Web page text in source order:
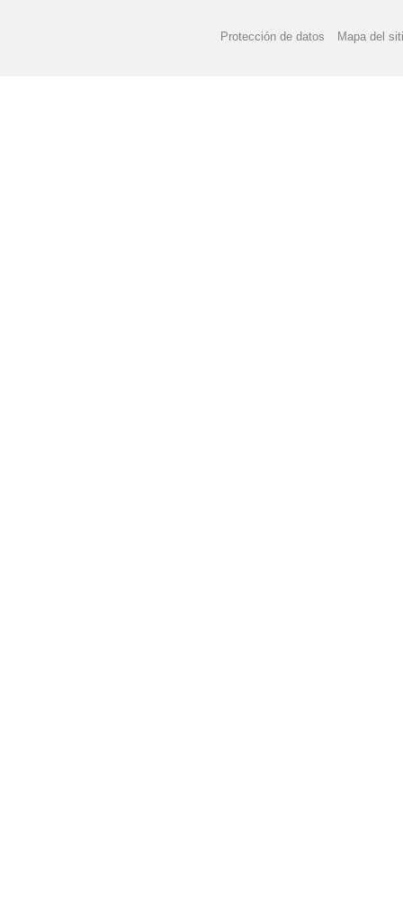
Protección de datos Mapa del